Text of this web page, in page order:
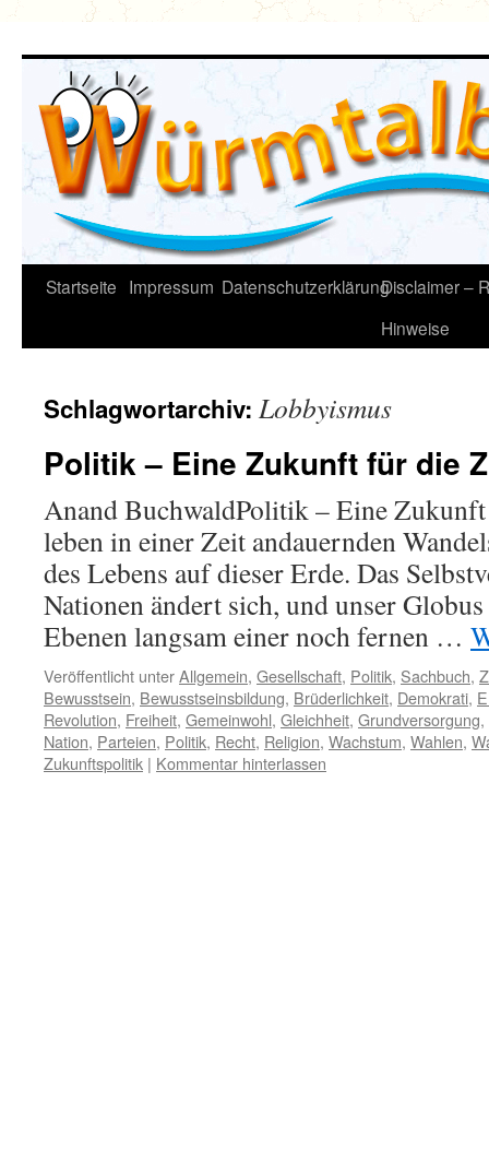
springen
Startseite Impressum DatenschutzerklärungDisclaimer –
Hinweise
Schlagwortarchiv: Lobbyismus
Politik – Eine Zukunft für die
Anand BuchwaldPolitik – Eine
leben in einer Zeit andauernden
des Lebens auf dieser Erde. Das
Nationen ändert sich, und unser
Ebenen langsam einer noch fernen …
Veröffentlicht unterAllgemein, Gesellschaft, Politik, Sachbuch,
Bewusstsein, Bewusstseinsbildung, Brüderlichkeit, Demokrati,
Revolution, Freiheit, Gemeinwohl, Gleichheit, Grundversorgung,
Nation, Parteien, Politik, Recht, Religion, Wachstum, Wahlen,
Zukunftspolitik | Kommentar hinterlassen